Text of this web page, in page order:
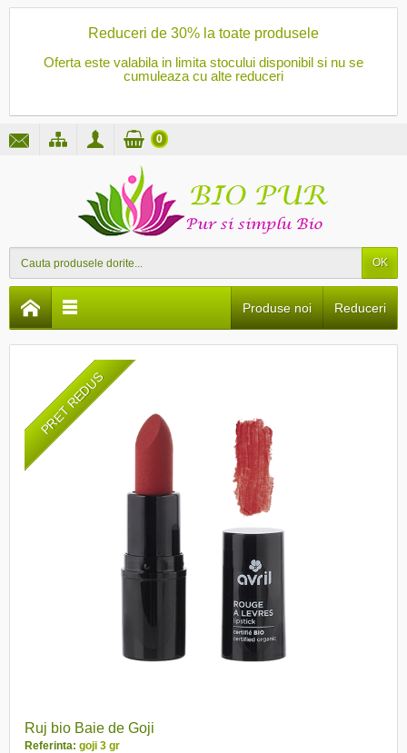
Reduceri de 30% la toate produsele
Oferta este valabila in limita stocului disponibil si nu se
cumuleaza cu alte reduceri
OK
0
Reduceri
Produse noi
PRET REDUS
Ruj bio Baie de Goji
Referinta: goji 3 gr